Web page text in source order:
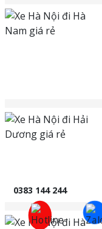
0383 144 244